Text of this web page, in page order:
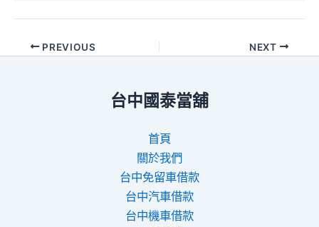
PREVIOUS NEXT
台中國泰當舖
首頁
關於我們
台中免留車借款
台中汽車借款
台中機車借款